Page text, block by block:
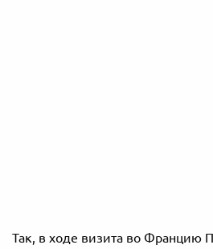
Так, в ходе визита во Францию